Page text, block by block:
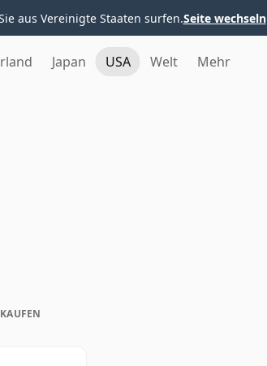
aus Vereinigte Staaten surfen.Seite wechseln
Japan USA Welt Mehr